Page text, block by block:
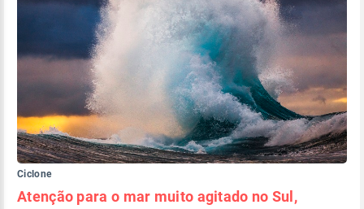
Ciclone
Atenção para o mar muito agitado no Sul,